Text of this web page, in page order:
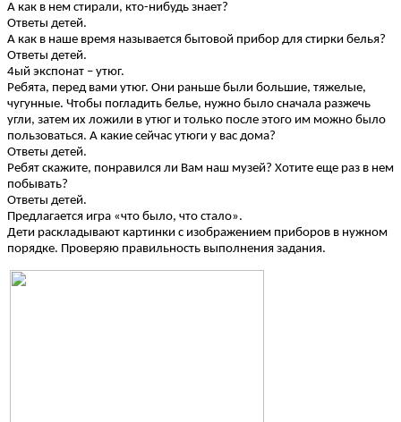
А как в нем стирали, кто-нибудь знает?
Ответы детей.
А как в наше время называется бытовой прибор для стирки белья?
Ответы детей.
4ый экспонат – утюг.
Ребята, перед вами утюг. Они раньше были большие, тяжелые,
чугунные. Чтобы погладить белье, нужно было сначала разжечь
угли, затем их ложили в утюг и только после этого им можно было
пользоваться. А какие сейчас утюги у вас дома?
Ответы детей.
Ребят скажите, понравился ли Вам наш музей? Хотите еще раз в нем
побывать?
Ответы детей.
Предлагается игра «что было, что стало».
Дети раскладывают картинки с изображением приборов в нужном
порядке. Проверяю правильность выполнения задания.